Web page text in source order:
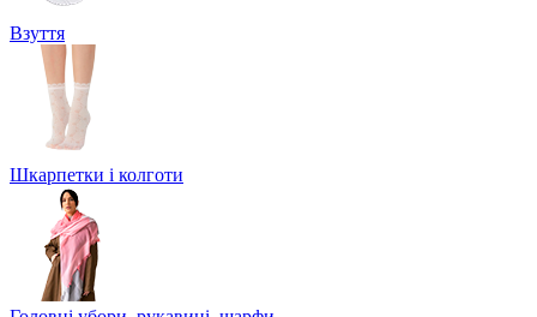
Взуття
Шкарпетки і колготи